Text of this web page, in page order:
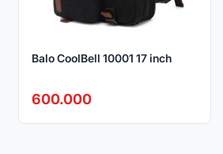
Balo CoolBell 10001 17 inch
600.000